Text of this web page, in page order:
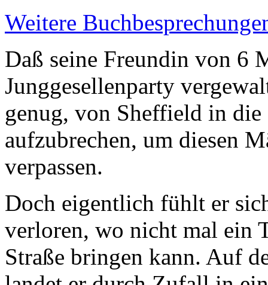
Weitere
Daß seine Freundin von 6
Junggesellenparty
genug, von Sheffield in
aufzubrechen, um diesen
verpassen.
Doch eigentlich fühlt er
verloren, wo nicht mal ein
Straße bringen kann. Auf